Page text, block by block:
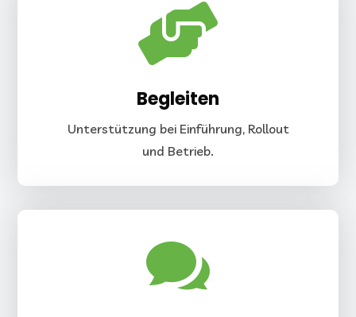

Begleiten
Unterstützung bei Einführung, Rollout
und Betrieb.
